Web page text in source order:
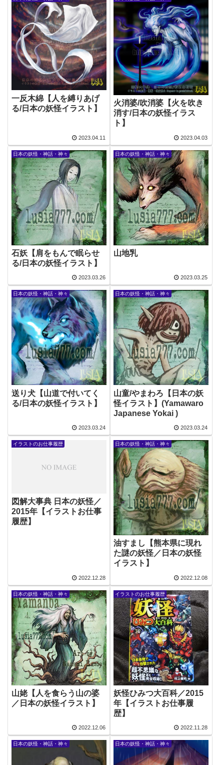
一反木綿【人を縛りあげ
る/日本の妖怪イラスト】
2023.04.11
火消婆/吹消婆【火を吹き
消す/日本の妖怪イラス
ト】
2023.04.03
日本の妖怪・神話・神々
石妖【肩をもんで眠らせ
る/日本の妖怪イラスト】
2023.03.26
日本の妖怪・神話・神々
山地乳
2023.03.25
日本の妖怪・神話・神々
送り犬【山道で付いてく
る/日本の妖怪イラスト】
2023.03.24
日本の妖怪・神話・神々
山童/やまわろ【日本の妖
怪イラスト】(Yamawaro
Japanese Yokai )
2023.03.24
イラストのお仕事履歴
図解大事典 日本の妖怪／
2015年【イラストお仕事
履歴】
2022.12.28
日本の妖怪・神話・神々
油すまし【熊本県に現れ
た謎の妖怪／日本の妖怪
イラスト】
2022.12.08
日本の妖怪・神話・神々
山姥【人を食らう山の婆
／日本の妖怪イラスト】
2022.12.06
イラストのお仕事履歴
妖怪ひみつ大百科／2015
年【イラストお仕事履
歴】
2022.11.28
日本の妖怪・神話・神々 日本の妖怪・神話・神々